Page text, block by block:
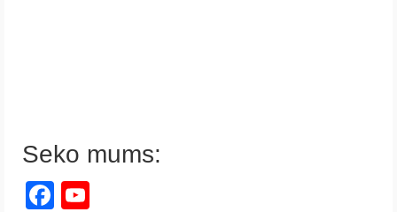
Seko mums:
Facebook